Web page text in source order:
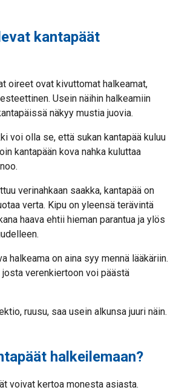
kantapäät
oireet ovat kivuttomat halkeamat,
Usein näihin halkeamiin
näkyy mustia juovia.
voi olla se, että sukan kantapää kuluu
kantapään kova nahka kuluttaa
verinahkaan saakka, kantapää on
verta. Kipu on yleensä terävintä
haava ehtii hieman parantua ja ylös
halkeama on aina syy mennä lääkäriin.
verenkiertoon voi päästä
ruusu, saa usein alkunsa juuri näin.
halkeilemaan?
voivat kertoa monesta asiasta.